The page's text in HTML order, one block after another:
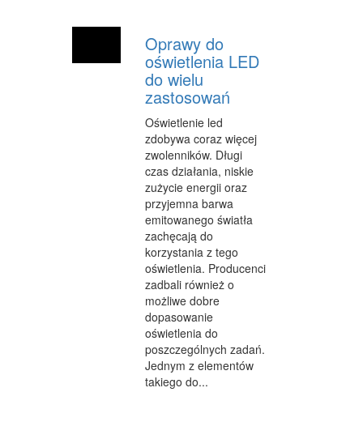
Oprawy do
oświetlenia LED
do wielu
zastosowań
Oświetlenie led
zdobywa coraz więcej
zwolenników. Długi
czas działania, niskie
zużycie energii oraz
przyjemna barwa
emitowanego światła
zachęcają do
korzystania z tego
oświetlenia. Producenci
zadbali również o
możliwe dobre
dopasowanie
oświetlenia do
poszczególnych zadań.
Jednym z elementów
takiego do...